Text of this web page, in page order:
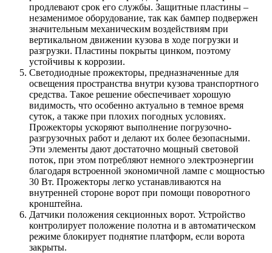
продлевают срок его службы. Защитные пластины –
незаменимое оборудование, так как бампер подвержен
значительным механическим воздействиям при
вертикальном движении кузова в ходе погрузки и
разгрузки. Пластины покрыты цинком, поэтому
устойчивы к коррозии.
Светодиодные прожекторы, предназначенные для
освещения пространства внутри кузова транспортного
средства. Такое решение обеспечивает хорошую
видимость, что особенно актуально в темное время
суток, а также при плохих погодных условиях.
Прожекторы ускоряют выполнение погрузочно-
разгрузочных работ и делают их более безопасными.
Эти элементы дают достаточно мощный световой
поток, при этом потребляют немного электроэнергии
благодаря встроенной экономичной лампе с мощностью
30 Вт. Прожекторы легко устанавливаются на
внутренней стороне ворот при помощи поворотного
кронштейна.
Датчики положения секционных ворот. Устройство
контролирует положение полотна и в автоматическом
режиме блокирует поднятие платформ, если ворота
закрыты.